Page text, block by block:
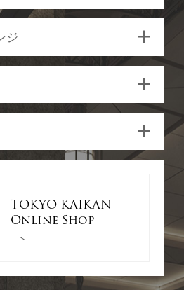
TOP
Banquet
TOP
Shop
Wedding
2-2 アーバンネット
TOP
ジ
1 東京交通会館15階
TOP
楽町 1-5-2 東宝日比谷プ
階
TOP
TOKYO KAIKAN
Online Shop